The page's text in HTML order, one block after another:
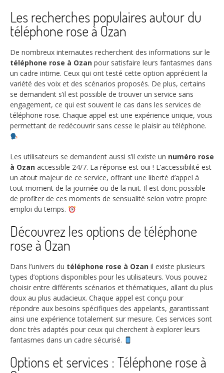
Les recherches populaires autour du
téléphone rose à Ozan
De nombreux internautes recherchent des informations sur le
téléphone rose à Ozan pour satisfaire leurs fantasmes dans
un cadre intime. Ceux qui ont testé cette option apprécient la
variété des voix et des scénarios proposés. De plus, certains
se demandent s’il est possible de trouver un service sans
engagement, ce qui est souvent le cas dans les services de
téléphone rose. Chaque appel est une expérience unique, vous
permettant de redécouvrir sans cesse le plaisir au téléphone.
Les utilisateurs se demandent aussi s’il existe un numéro rose
à Ozan accessible 24/7. La réponse est oui ! L’accessibilité est
un atout majeur de ce service, offrant une liberté d’appel à
tout moment de la journée ou de la nuit. Il est donc possible
de profiter de ces moments de sensualité selon votre propre
emploi du temps.
Découvrez les options de téléphone
rose à Ozan
Dans l’univers du téléphone rose à Ozan il existe plusieurs
types d’options disponibles pour les utilisateurs. Vous pouvez
choisir entre différents scénarios et thématiques, allant du plus
doux au plus audacieux. Chaque appel est conçu pour
répondre aux besoins spécifiques des appelants, garantissant
ainsi une expérience totalement sur mesure. Ces services sont
donc très adaptés pour ceux qui cherchent à explorer leurs
fantasmes dans un cadre sécurisé.
Options et services : Téléphone rose à